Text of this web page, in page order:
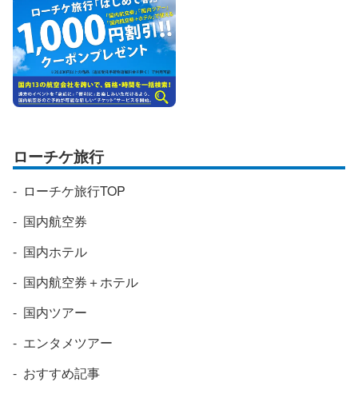
ローチケ旅行
ローチケ旅行TOP
国内航空券
国内ホテル
国内航空券＋ホテル
国内ツアー
エンタメツアー
おすすめ記事